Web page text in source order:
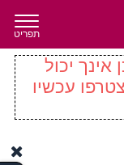
תפריט
יכול
עכשיו